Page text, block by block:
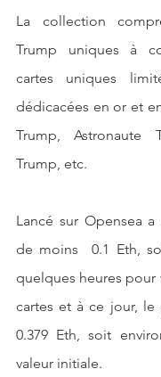
La collection
Trump uniques à
cartes uniques
dédicacées en or et
Trump, Astronaute
Trump, etc.
Lancé sur Opensea
de moins  0.1 Eth,
quelques heures pour
cartes et à ce jour, le
0.379 Eth, soit
valeur initiale.